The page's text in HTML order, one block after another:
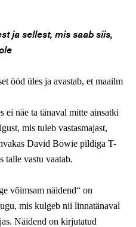
ja sellest, mis saab siis,
ööd üles ja avastab, et maailm
ei näe ta tänaval mitte ainsatki
mis tuleb vastasmajast,
David Bowie pildiga T-
talle vastu vaatab.
võimsam näidend“ on
mis kulgeb nii linnatänaval
Näidend on kirjutatud